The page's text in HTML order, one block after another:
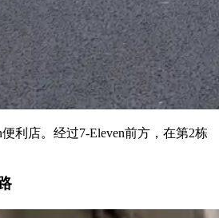
利店。经过7-Eleven前方，在第2栋